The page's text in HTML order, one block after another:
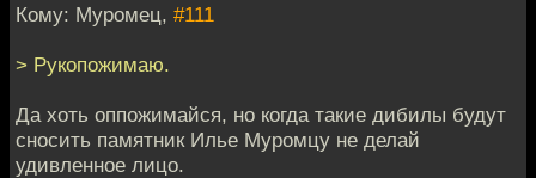
Кому: Муромец, #111
> Рукопожимаю.
Да хоть оппожимайся, но когда такие дибилы будут
сносить памятник Илье Муромцу не делай
удивленное лицо.